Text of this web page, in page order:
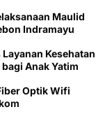
Maulid
Indramayu
Kesehatan
Anak Yatim
Optik Wifi